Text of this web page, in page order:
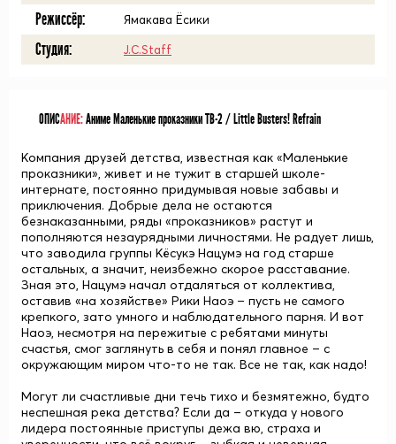
Режиссёр: Ямакава Ёсики
Студия: J.C.Staff
ОПИСАНИЕ:Аниме Маленькие проказники ТВ-2 / Little Busters! Refrain
Компания друзей детства, известная как «Маленькие
проказники», живет и не тужит в старшей школе-
интернате, постоянно придумывая новые забавы и
приключения. Добрые дела не остаются
безнаказанными, ряды «проказников» растут и
пополняются незаурядными личностями. Не радует лишь,
что заводила группы Кёсукэ Нацумэ на год старше
остальных, а значит, неизбежно скорое расставание.
Зная это, Нацумэ начал отдаляться от коллектива,
оставив «на хозяйстве» Рики Наоэ – пусть не самого
крепкого, зато умного и наблюдательного парня. И вот
Наоэ, несмотря на пережитые с ребятами минуты
счастья, смог заглянуть в себя и понял главное – с
окружающим миром что-то не так. Все не так, как надо!
Могут ли счастливые дни течь тихо и безмятежно, будто
неспешная река детства? Если да – откуда у нового
лидера постоянные приступы дежа вю, страха и